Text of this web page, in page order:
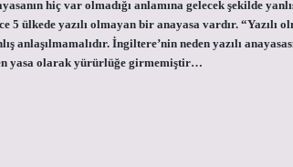
hiç var olmadığı anlamına gelecek şekilde
5 ülkede yazılı olmayan bir anayasa vardır. “Yazılı
anlaşılmamalıdır. İngiltere’nin neden yazılı
yasa olarak yürürlüğe girmemiştir…